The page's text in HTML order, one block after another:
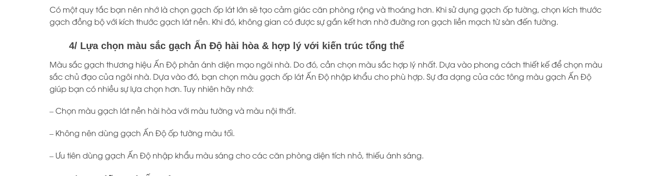
Có một quy tắc bạn nên nhớ là chọn gạch ốp lát lớn sẽ tạo cảm giác căn phòng rộng và thoáng hơn. Khi sử dụng gạch ốp tường, chọn kích thước
gạch đồng bộ với kích thước gạch lát nền. Khi đó, không gian có được sự gắn kết hơn nhờ đường ron gạch liền mạch từ sàn đến tường.
4/ Lựa chọn màu sắc gạch Ấn Độ hài hòa & hợp lý với kiến trúc tổng thể
Màu sắc gạch thương hiệu Ấn Độ phản ánh diện mạo ngôi nhà. Do đó, cần chọn màu sắc hợp lý nhất. Dựa vào phong cách thiết kế để chọn màu
sắc chủ đạo của ngôi nhà. Dựa vào đó, bạn chọn màu gạch ốp lát Ấn Độ nhập khẩu cho phù hợp. Sự đa dạng của các tông màu gạch Ấn Độ
giúp bạn có nhiều sự lựa chọn hơn. Tuy nhiên hãy nhớ:
– Chọn màu gạch lát nền hài hòa với màu tường và màu nội thất.
– Không nên dùng gạch Ấn Độ ốp tường màu tối.
– Ưu tiên dùng gạch Ấn Độ nhập khẩu màu sáng cho các căn phòng diện tích nhỏ, thiếu ánh sáng.